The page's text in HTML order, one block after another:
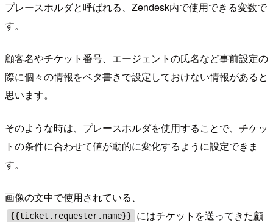
プレースホルダと呼ばれる、Zendesk内で使用できる変数で
す。
顧客名やチケット番号、エージェントの氏名など事前設定の
際に個々の情報をベタ書きで設定しておけない情報があると
思います。
そのような時は、プレースホルダを使用することで、チケッ
トの条件に合わせて値が動的に変化するように設定できま
す。
画像の文中で使用されている、
{{ticket.requester.name}}
にはチケットを送ってきた顧